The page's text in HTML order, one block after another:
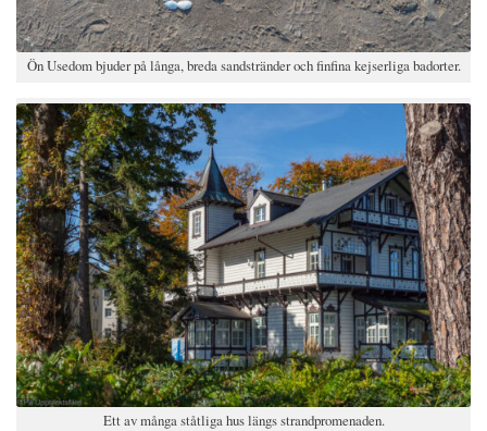
Ön Usedom bjuder på långa, breda sandstränder och finfina kejserliga badorter.
Ett av många ståtliga hus längs strandpromenaden.